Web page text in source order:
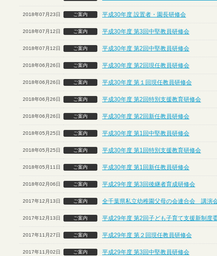
2018年07月23日 ご案内 平成30年度 設置者・園長研修会
2018年07月12日 ご案内 平成30年度 第3回中堅教員研修会
2018年07月12日 ご案内 平成30年度 第2回中堅教員研修会
2018年06月26日 ご案内 平成30年度 第2回現任教員研修会
2018年06月26日 ご案内 平成30年度 第１回現任教員研修会
2018年06月26日 ご案内 平成30年度 第2回特別支援教育研修会
2018年06月26日 ご案内 平成30年度 第2回新任教員研修会
2018年05月25日 ご案内 平成30年度 第1回中堅教員研修会
2018年05月25日 ご案内 平成30年度 第1回特別支援教育研修会
2018年05月11日 ご案内 平成30年度 第1回新任教員研修会
2018年02月06日 ご案内 平成29年度 第3回後継者育成研修会
2017年12月13日 ご案内 全千葉県私立幼稚園父母の会連合会 講演
2017年12月13日 ご案内 平成29年度 第2回子ども子育て支援新制度
2017年11月27日 ご案内 平成29年度 第２回現任教員研修会
2017年11月02日 ご案内 平成29年度 第3回中堅教員研修会